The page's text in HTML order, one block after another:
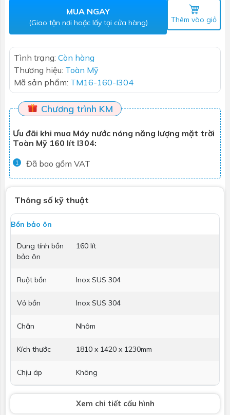
MUA NGAY
(Giao tận nơi hoặc lấy tại cửa hàng) Thêm vào giỏ
Tình trạng: Còn hàng
Thương hiệu: Toàn Mỹ
Mã sản phẩm: TM16-160-I304
Chương trình KM
Ưu đãi khi mua Máy nước nóng năng lượng mặt trời
Toàn Mỹ 160 lít I304:
1 Đã bao gồm VAT
Thông số kỹ thuật
Bồn bảo ôn
Dung tính bồn
bảo ôn
160 lít
Ruột bồn Inox SUS 304
Vỏ bồn Inox SUS 304
Chân Nhôm
Kích thước 1810 x 1420 x 1230mm
Chịu áp Không
Hỗ trợ điện Không
Xem chi tiết cấu hình